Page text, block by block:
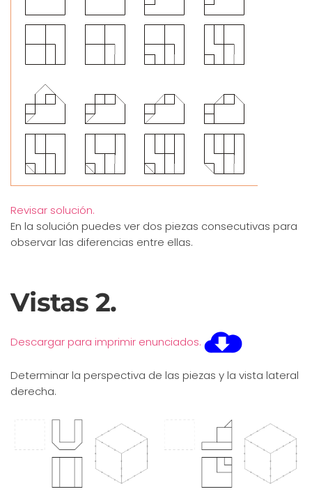
Revisar solución.
En la solución puedes ver dos piezas consecutivas para
observar las diferencias entre ellas.
Vistas 2.
Descargar para imprimir enunciados.
Determinar la perspectiva de las piezas y la vista lateral
derecha.